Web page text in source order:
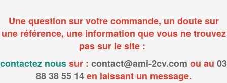
Une question sur votre commande, un doute sur
une référence, une information que vous ne trouvez
pas sur le site :
contactez noussur : contact@ami-2cv.com ou au 03
88 38 55 14en laissant un message.